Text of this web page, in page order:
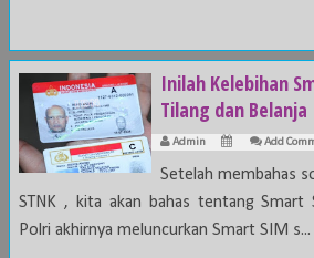
Inilah Kelebihan
Tilang dan Belanja
Admin Add
Setelah membahas
STNK , kita akan bahas tentang Smart
Polri akhirnya meluncurkan Smart SIM s...